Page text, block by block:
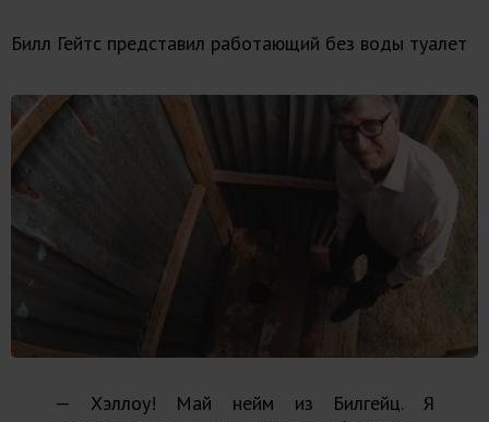
Билл Гейтс представил работающий без воды туалет
— Хэллоу! Май нейм из Билгейц. Я